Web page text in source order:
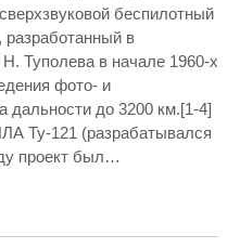
беспилотный
в
Туполева в начале 1960-х
фото- и
дальности до 3200 км.[1-4]
Ту-121 (разрабатывался
проект был…